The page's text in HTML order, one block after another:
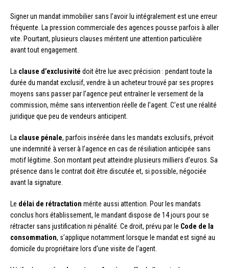
Signer un mandat immobilier sans l’avoir lu intégralement est une erreur
fréquente. La pression commerciale des agences pousse parfois à aller
vite. Pourtant, plusieurs clauses méritent une attention particulière
avant tout engagement.
La clause d’exclusivité doit être lue avec précision : pendant toute la
durée du mandat exclusif, vendre à un acheteur trouvé par ses propres
moyens sans passer par l’agence peut entraîner le versement de la
commission, même sans intervention réelle de l’agent. C’est une réalité
juridique que peu de vendeurs anticipent.
La clause pénale, parfois insérée dans les mandats exclusifs, prévoit
une indemnité à verser à l’agence en cas de résiliation anticipée sans
motif légitime. Son montant peut atteindre plusieurs milliers d’euros. Sa
présence dans le contrat doit être discutée et, si possible, négociée
avant la signature.
Le délai de rétractation mérite aussi attention. Pour les mandats
conclus hors établissement, le mandant dispose de 14 jours pour se
rétracter sans justification ni pénalité. Ce droit, prévu par le Code de la
consommation, s’applique notamment lorsque le mandat est signé au
domicile du propriétaire lors d’une visite de l’agent.